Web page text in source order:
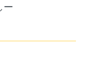
ー